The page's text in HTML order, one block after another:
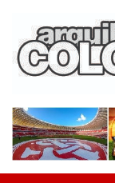
content